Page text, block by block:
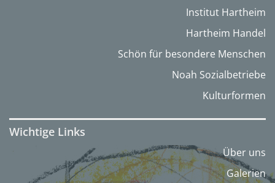
Institut Hartheim
Hartheim Handel
Schön für besondere Menschen
Noah Sozialbetriebe
Kulturformen
Wichtige Links
Über uns
Galerien